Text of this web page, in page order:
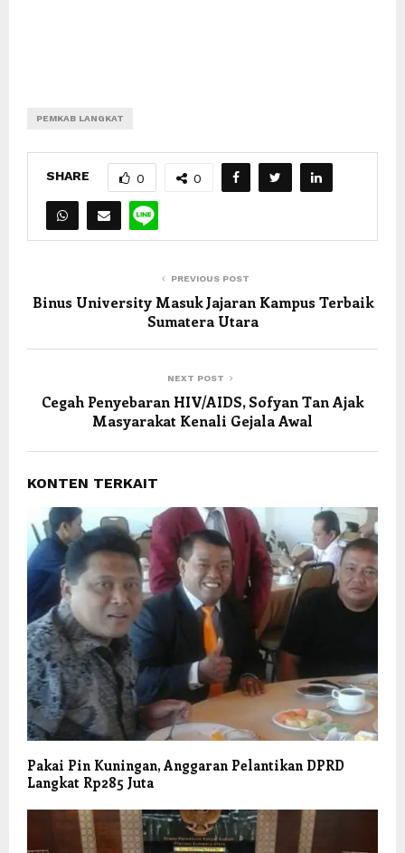
PEMKAB LANGKAT
SHARE 0 0
PREVIOUS POST
Binus University Masuk Jajaran Kampus Terbaik
Sumatera Utara
NEXT POST
Cegah Penyebaran HIV/AIDS, Sofyan Tan Ajak
Masyarakat Kenali Gejala Awal
KONTEN TERKAIT
Pakai Pin Kuningan, Anggaran Pelantikan DPRD
Langkat Rp285 Juta